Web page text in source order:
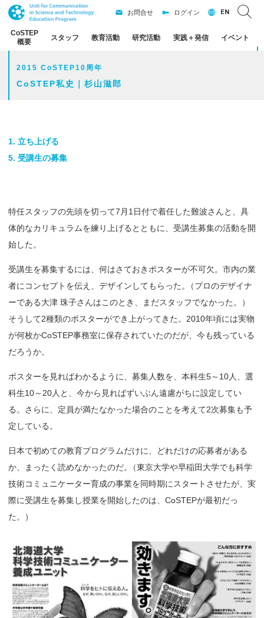
CoSTEP
概要
スタッフ 教育活動 研究活動 実践＋発信 イベント
お問合せ ログイン EN
2015 CoSTEP10周年
CoSTEP私史｜杉山滋郎
1. 立ち上げる
5. 受講生の募集
特任スタッフの先頭を切って7月1日付で着任した難波さんと、具
体的なカリキュラムを練り上げるとともに、受講生募集の活動を開
始した。
受講生を募集するには、何はさておきポスターが不可欠。市内の業
者にコンセプトを伝え、デザインしてもらった 。
（プロのデザイナ
ーである大津 珠子さんはこのとき、まだスタッフでなかった。）
そうして2種類のポスターができ上がってきた。2010年頃には実物
が何枚かCoSTEP事務室に保存されていたのだが、今も残っている
だろうか。
ポスターを見ればわかるように、募集人数を、本科生5～10人、選
科生10～20人と、今から見ればずいぶん遠慮がちに設定してい
る。さらに、定員が満たなかった場合のことを考えて2次募集も予
定している。
日本で初めての教育プログラムだけに、どれだけの応募者がある
か、まったく読めなかったのだ。
（東京大学や早稲田大学でも科学
技術コミュニケーター育成の事業を同時期にスタートさせたが、実
際に受講生を募集し授業を開始したのは、CoSTEPが最初だっ
た。）